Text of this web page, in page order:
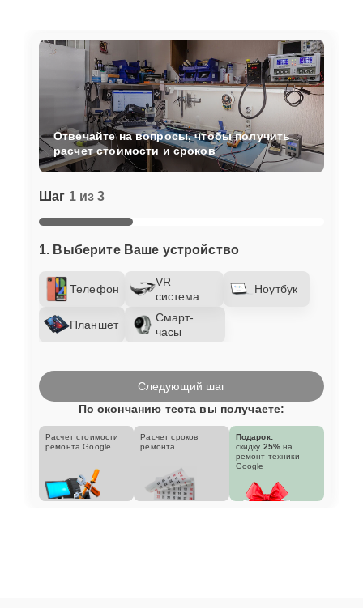
Шаг 1 из 3
1. Выберите Ваше устройство
Телефон
VR
система
Ноутбук
Планшет
Смарт-
часы
Отвечайте на вопросы, чтобы получить
расчет стоимости и сроков
Следующий шаг
По окончанию теста вы получаете:
Расчет стоимости
ремонта Google
Расчет сроков
ремонта
Подарок:
скидку 25% на
ремонт техники
Google